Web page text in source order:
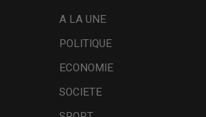
A LA UNE
POLITIQUE
ECONOMIE
SOCIETE